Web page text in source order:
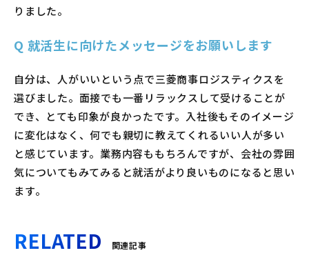
りました。
Q 就活生に向けたメッセージをお願いします
自分は、人がいいという点で三菱商事ロジスティクスを
選びました。面接でも一番リラックスして受けることが
でき、とても印象が良かったです。入社後もそのイメージ
に変化はなく、何でも親切に教えてくれるいい人が多い
と感じています。業務内容ももちろんですが、会社の雰囲
気についてもみてみると就活がより良いものになると思い
ます。
RELATED 関連記事